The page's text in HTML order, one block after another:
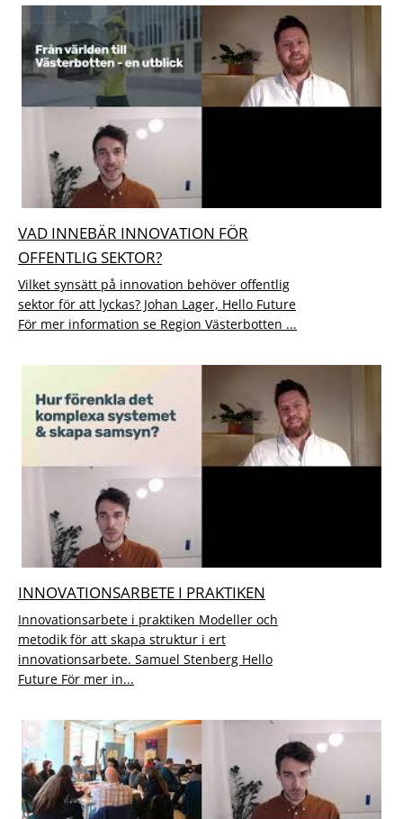
VAD INNEBÄR INNOVATION FÖR
OFFENTLIG SEKTOR?
Vilket synsätt på innovation behöver offentlig
sektor för att lyckas? Johan Lager, Hello Future
För mer information se Region Västerbotten ...
INNOVATIONSARBETE I PRAKTIKEN
Innovationsarbete i praktiken Modeller och
metodik för att skapa struktur i ert
innovationsarbete. Samuel Stenberg Hello
Future För mer in...